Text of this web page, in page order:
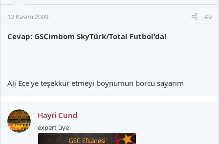
12 Kasım 2009 #9
Cevap: GSCimbom SkyTürk/Total Futbol'da!
Ali Ece'ye teşekkür etmeyi boynumun borcu sayarım
Hayri Cund
expert üye